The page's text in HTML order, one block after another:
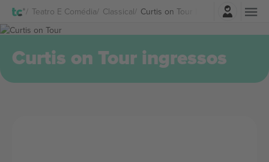
Teatro E Comédia Classical Curtis on Tour Ingressos
Entrar
Curtis on Tour ingressos